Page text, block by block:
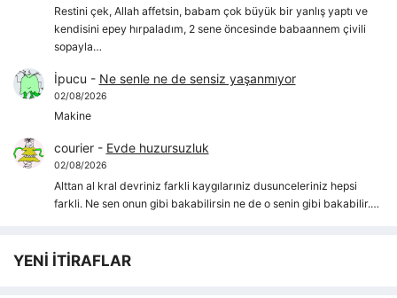
Restini çek, Allah affetsin, babam çok büyük bir yanlış yaptı ve
kendisini epey hırpaladım, 2 sene öncesinde babaannem çivili
sopayla…
İpucu - Ne senle ne de sensiz yaşanmıyor
02/08/2026
Makine
courier- Evde huzursuzluk
02/08/2026
Alttan al kral devriniz farkli kaygılarıniz dusunceleriniz hepsi
farkli. Ne sen onun gibi bakabilirsin ne de o senin gibi bakabilir.…
YENİ İTİRAFLAR